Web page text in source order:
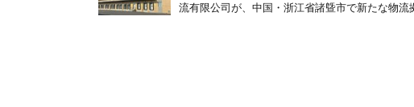
流有限公司が、中国・浙江省諸曁市で新たな物流